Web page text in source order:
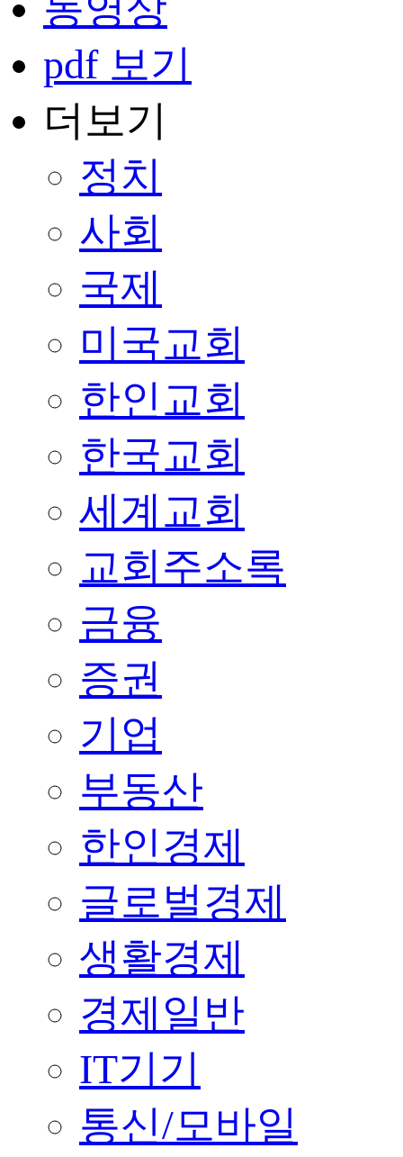
pdf 보기
더보기
정치
사회
국제
미국교회
한인교회
한국교회
세계교회
교회주소록
금융
증권
기업
부동산
한인경제
글로벌경제
생활경제
경제일반
IT기기
통신/모바일